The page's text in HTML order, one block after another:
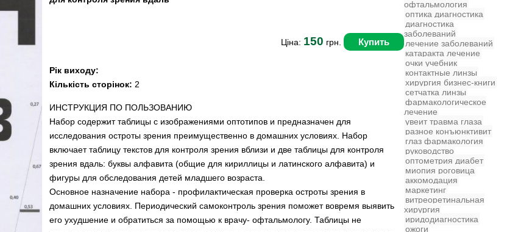
Ціна: 150 грн. Купить
Рік виходу:
Кількість сторінок:2
ИНСТРУКЦИЯ ПО ПОЛЬЗОВАНИЮ
Набор содержит таблицы с изображениями оптотипов и предназначен для
исследования остроты зрения преимущественно в домашних условиях. Набор
включает таблицу текстов для контроля зрения вблизи и две таблицы для контроля
зрения вдаль: буквы алфавита (общие для кириллицы и латинского алфавита) и
фигуры для обследования детей младшего возраста.
Основное назначение набора - профилактическая проверка остроты зрения в
домашних условиях. Периодический самоконтроль зрения поможет вовремя выявить
его ухудшение и обратиться за помощью к врачу- офтальмологу. Таблицы не
офтальмология
оптика диагностика
диагностика
заболеваний
лечение заболеваний
катаракта лечение
очки учебник
контактные линзы
хирургия бизнес-книги
сетчатка линзы
фармакологическое
лечение
увеит травма глаза
разное конъюнктивит
глаз фармакология
руководство
оптометрия диабет
миопия роговица
аккомодация
маркетинг
витреоретинальная
хирургия
иридодиагностика
ожоги